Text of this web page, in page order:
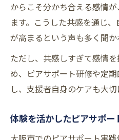
からこそ分かち合える感情
ます。こうした共感を通じ
が高まるという声も多く聞か
ただし、共感しすぎて感情
め、ピアサポート研修や定
し、支援者自身のケアも大切
体験を活かしたピアサポー